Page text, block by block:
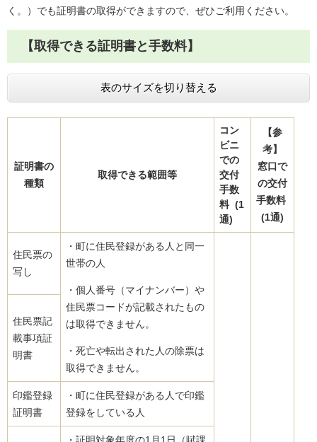
く。）でも証明書の取得ができますので、ぜひご利用ください。
【取得できる証明書と手数料】
表のサイズを切り替える
証明書の
種類
取得できる範囲等
コン
ビニ
での
交付
手数
料 (1
通)
【参
考】
窓口で
の交付
手数料
(1通)
住民票の
写し
・町に住民登録がある人と同一
世帯の人
・個人番号（マイナンバー）や
住民票コードが記載されたもの
は取得できません。
・死亡や転出された人の除票は
取得できません。
住民票記
載事項証
明書
印鑑登録
証明書
・町に住民登録がある人で印鑑
登録をしている人